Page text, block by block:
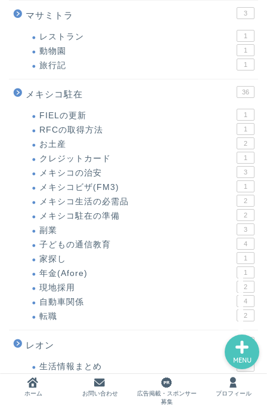
マサミトラ 3
レストラン 1
動物園 1
旅行記 1
メキシコ駐在 36
FIELの更新 1
RFCの取得方法 1
お土産 2
クレジットカード 1
メキシコの治安 3
メキシコビザ(FM3) 1
メキシコ生活の必需品 2
メキシコ駐在の準備 2
副業 3
子どもの通信教育 4
家探し 1
年金(Afore) 1
現地採用 2
自動車関係 4
転職 2
レオン
生活情報まとめ
韓国料理 1
ホーム お問い合わせ
広告掲載・スポンサー
募集
プロフィール
MENU